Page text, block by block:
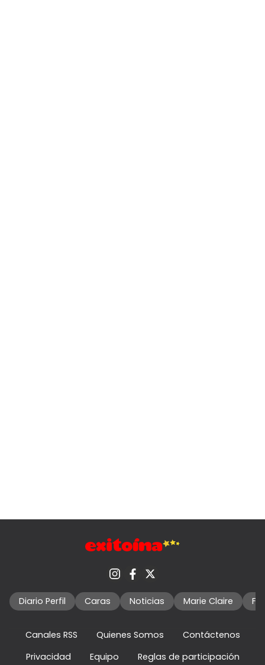
Diario Perfil Caras Noticias Marie Claire
Canales RSS Quienes Somos
Contáctenos
Privacidad
Equipo Reglas de participación